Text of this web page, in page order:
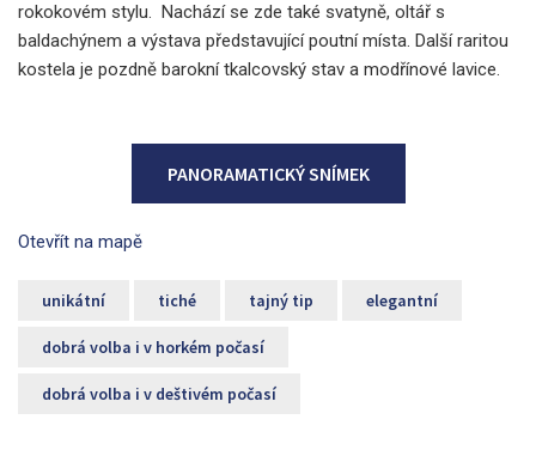
rokokovém stylu. Nachází se zde také svatyně, oltář s
baldachýnem a výstava představující poutní místa. Další raritou
kostela je pozdně barokní tkalcovský stav a modřínové lavice.
PANORAMATICKÝ SNÍMEK
Otevřít na mapě
unikátní tiché tajný tip elegantní
dobrá volba i v horkém počasí
dobrá volba i v deštivém počasí